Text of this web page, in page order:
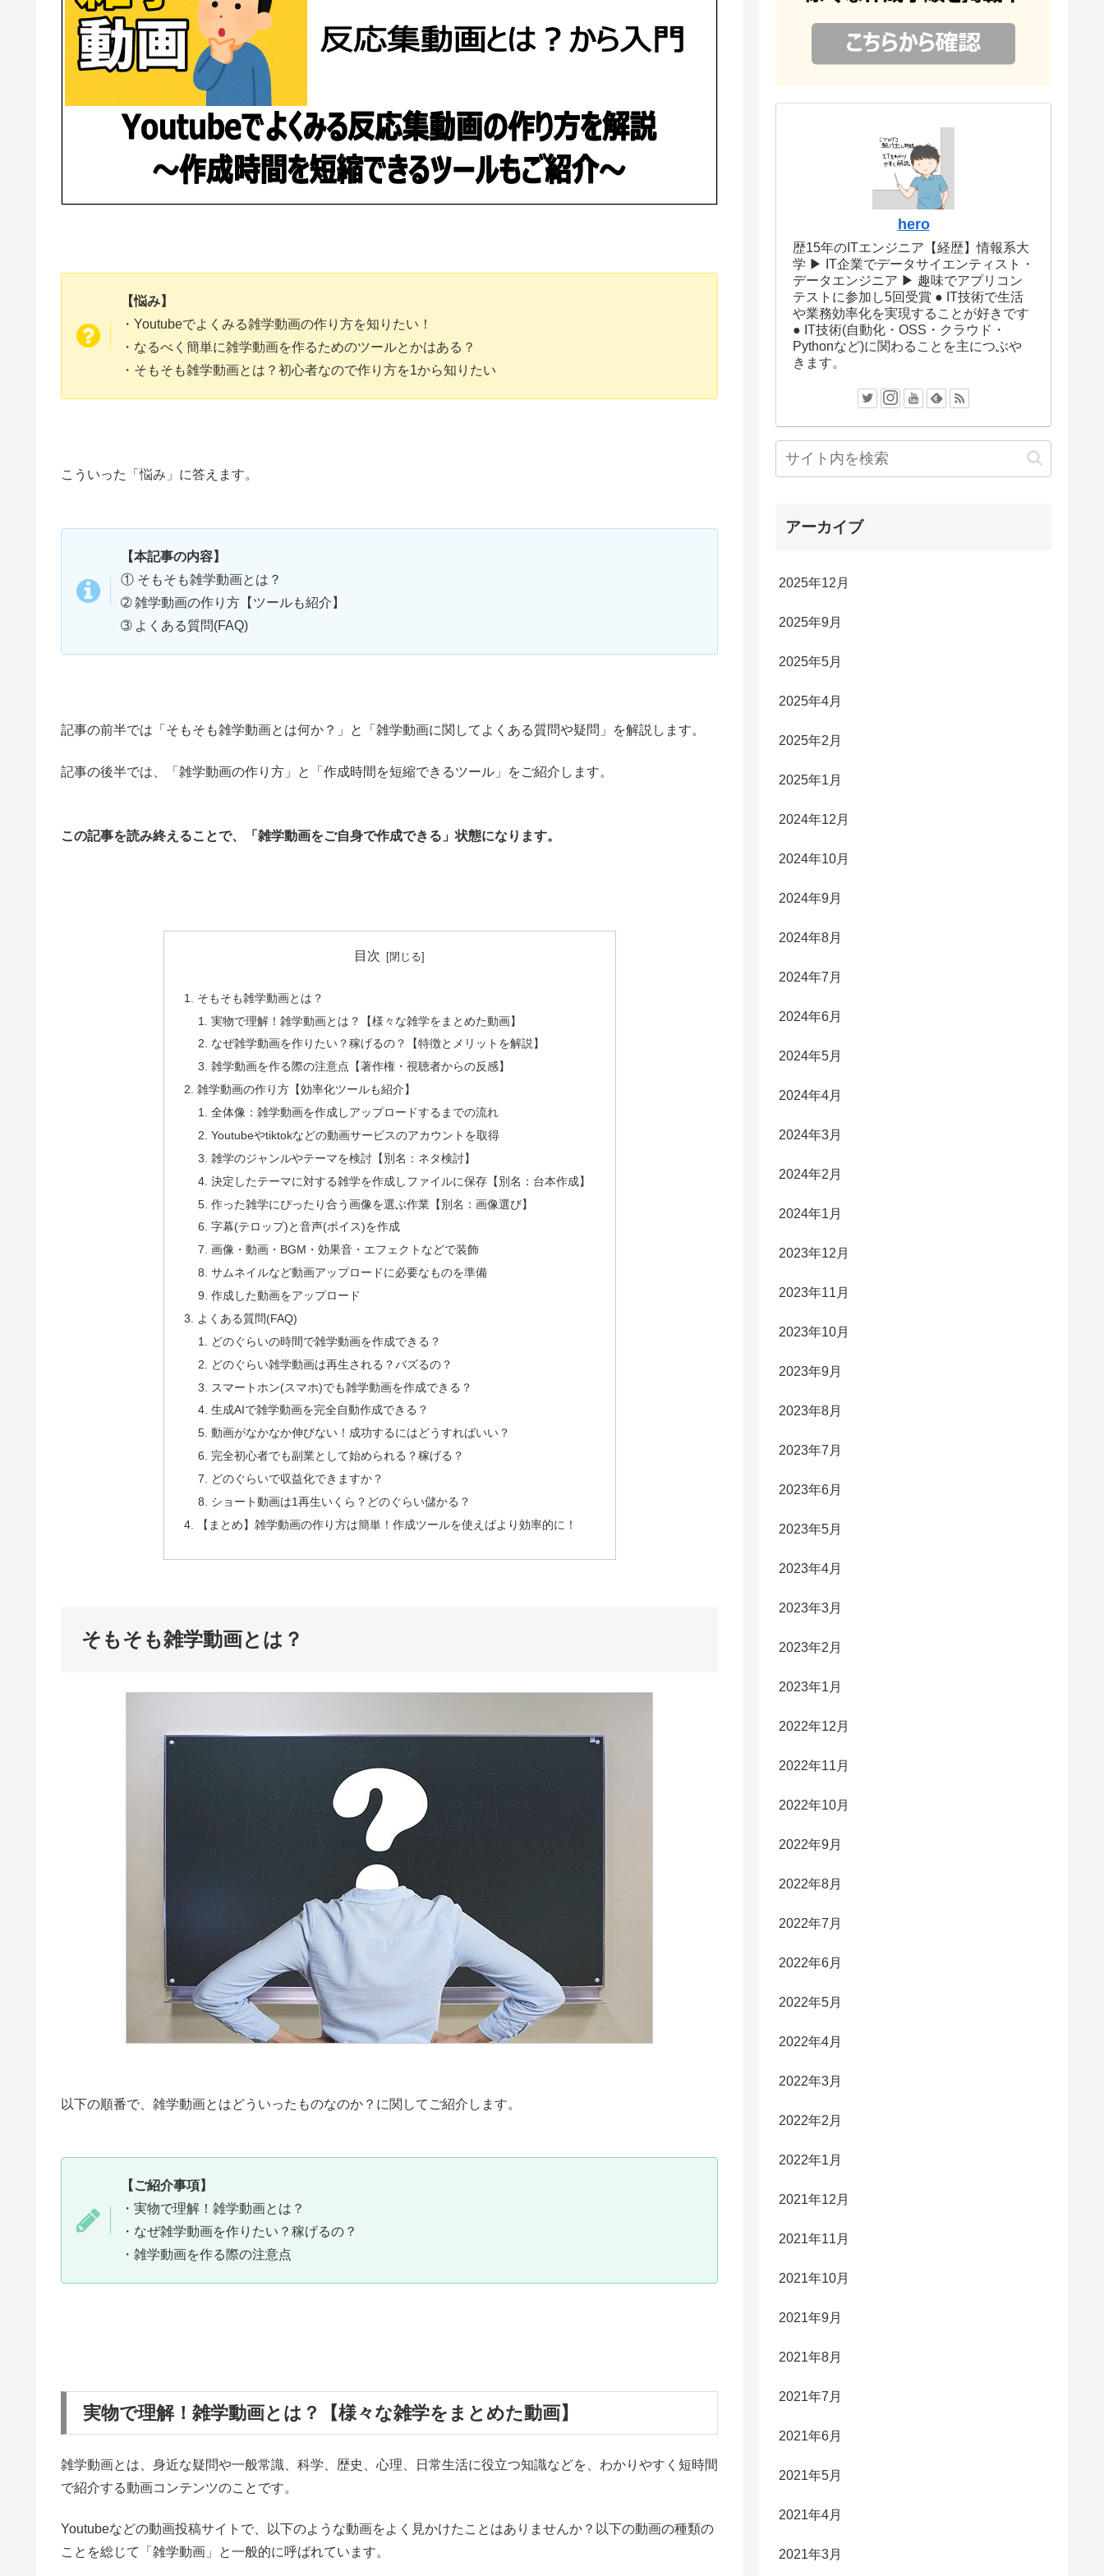
【悩み】
・Youtubeでよくみる雑学動画の作り方を知りたい！
・なるべく簡単に雑学動画を作るためのツールとかはある？
・そもそも雑学動画とは？初心者なので作り方を1から知りたい
こういった「悩み」に答えます。
【本記事の内容】
① そもそも雑学動画とは？
➁ 雑学動画の作り方【ツールも紹介】
➂ よくある質問(FAQ)
記事の前半では「そもそも雑学動画とは何か？」と「雑学動画に関してよくある質問や疑問」を解説します。
記事の後半では、「雑学動画の作り方」と「作成時間を短縮できるツール」をご紹介します。
この記事を読み終えることで、「雑学動画をご自身で作成できる」状態になります。
目次
そもそも雑学動画とは？
実物で理解！雑学動画とは？【様々な雑学をまとめた動画】
なぜ雑学動画を作りたい？稼げるの？【特徴とメリットを解説】
雑学動画を作る際の注意点【著作権・視聴者からの反感】
雑学動画の作り方【効率化ツールも紹介】
全体像：雑学動画を作成しアップロードするまでの流れ
Youtubeやtiktokなどの動画サービスのアカウントを取得
雑学のジャンルやテーマを検討【別名：ネタ検討】
決定したテーマに対する雑学を作成しファイルに保存【別名：台本作成】
作った雑学にぴったり合う画像を選ぶ作業【別名：画像選び】
字幕(テロップ)と音声(ボイス)を作成
画像・動画・BGM・効果音・エフェクトなどで装飾
サムネイルなど動画アップロードに必要なものを準備
作成した動画をアップロード
よくある質問(FAQ)
どのぐらいの時間で雑学動画を作成できる？
どのぐらい雑学動画は再生される？バズるの？
スマートホン(スマホ)でも雑学動画を作成できる？
生成AIで雑学動画を完全自動作成できる？
動画がなかなか伸びない！成功するにはどうすればいい？
完全初心者でも副業として始められる？稼げる？
どのぐらいで収益化できますか？
ショート動画は1再生いくら？どのぐらい儲かる？
【まとめ】雑学動画の作り方は簡単！作成ツールを使えばより効率的に！
そもそも雑学動画とは？
以下の順番で、雑学動画とはどういったものなのか？に関してご紹介します。
【ご紹介事項】
・実物で理解！雑学動画とは？
・なぜ雑学動画を作りたい？稼げるの？
・雑学動画を作る際の注意点
実物で理解！雑学動画とは？【様々な雑学をまとめた動画】
雑学動画とは、身近な疑問や一般常識、科学、歴史、心理、日常生活に役立つ知識などを、わかりやすく短時間
で紹介する動画コンテンツのことです。
Youtubeなどの動画投稿サイトで、以下のような動画をよく見かけたことはありませんか？以下の動画の種類の
ことを総じて「雑学動画」と一般的に呼ばれています。
hero
歴15年のITエンジニア【経歴】情報系大
学 ▶︎ IT企業でデータサイエンティスト・
データエンジニア ▶︎ 趣味でアプリコン
テストに参加し5回受賞 ● IT技術で生活
や業務効率化を実現することが好きです
● IT技術(自動化・OSS・クラウド・
Pythonなど)に関わることを主につぶや
きます。
アーカイブ
2025年12月
2025年9月
2025年5月
2025年4月
2025年2月
2025年1月
2024年12月
2024年10月
2024年9月
2024年8月
2024年7月
2024年6月
2024年5月
2024年4月
2024年3月
2024年2月
2024年1月
2023年12月
2023年11月
2023年10月
2023年9月
2023年8月
2023年7月
2023年6月
2023年5月
2023年4月
2023年3月
2023年2月
2023年1月
2022年12月
2022年11月
2022年10月
2022年9月
2022年8月
2022年7月
2022年6月
2022年5月
2022年4月
2022年3月
2022年2月
2022年1月
2021年12月
2021年11月
2021年10月
2021年9月
2021年8月
2021年7月
2021年6月
2021年5月
2021年4月
2021年3月